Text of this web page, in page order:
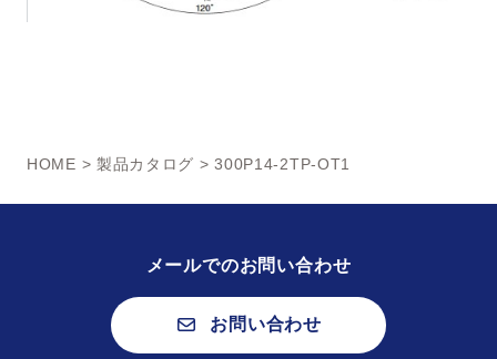
HOME > 製品カタログ > 300P14-2TP-OT1
メールでのお問い合わせ
お問い合わせ